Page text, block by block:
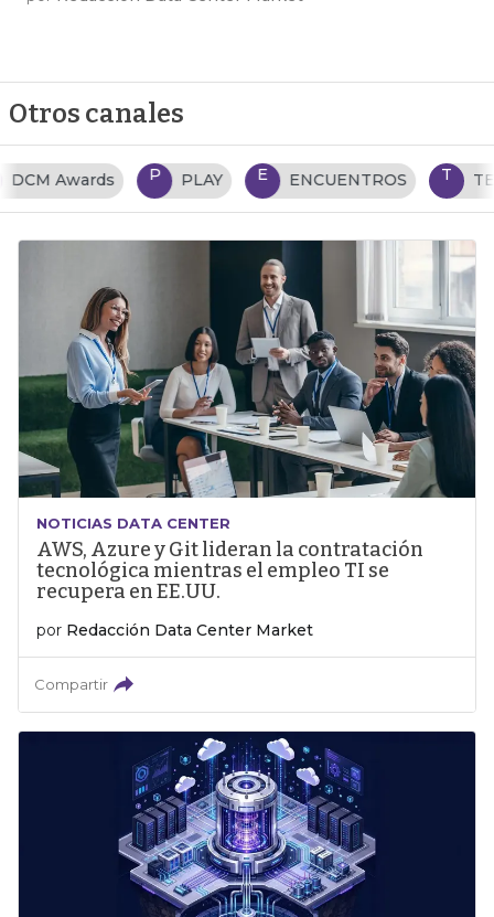
Otros canales
P PLAY E ENCUENTROS T TENDENCIAS TI
NOTICIAS DATA CENTER
AWS, Azure y Git lideran la contratación
tecnológica mientras el empleo TI se
recupera en EE.UU.
por Redacción Data Center Market
Compartir